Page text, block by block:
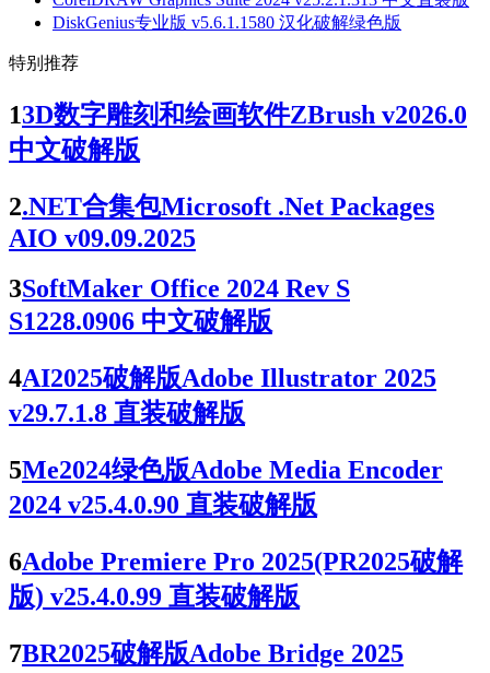
DiskGenius专业版 v5.6.1.1580 汉化破解绿色版
特别推荐
13D数字雕刻和绘画软件ZBrush v2026.0
中文破解版
2.NET合集包Microsoft .Net Packages
AIO v09.09.2025
3SoftMaker Office 2024 Rev S
S1228.0906 中文破解版
4AI2025破解版Adobe Illustrator 2025
v29.7.1.8 直装破解版
5Me2024绿色版Adobe Media Encoder
2024 v25.4.0.90 直装破解版
6Adobe Premiere Pro 2025(PR2025破解
版) v25.4.0.99 直装破解版
7BR2025破解版Adobe Bridge 2025